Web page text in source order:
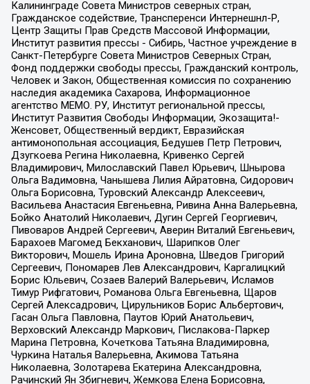
Калининграде Совета Министров северных стран,
Гражданское содействие, Трансперенси Интернешнл-Р,
Центр Защиты Прав Средств Массовой Информации,
Институт развития прессы - Сибирь, Частное учреждение в
Санкт-Петербурге Совета Министров Северных Стран,
Фонд поддержки свободы прессы, Гражданский контроль,
Человек и Закон, Общественная комиссия по сохранению
наследия академика Сахарова, Информационное
агентство МЕМО. РУ, Институт региональной прессы,
Институт Развития Свободы Информации, Экозащита!-
Женсовет, Общественный вердикт, Евразийская
антимонопольная ассоциация, Бедушев Петр Петрович,
Дзугкоева Регина Николаевна, Кривенко Сергей
Владимирович, Милославский Павел Юрьевич, Шнырова
Ольга Вадимовна, Чанышева Лилия Айратовна, Сидорович
Ольга Борисовна, Туровский Александр Алексеевич,
Васильева Анастасия Евгеньевна, Ривина Анна Валерьевна,
Бойко Анатолий Николаевич, Дугин Сергей Георгиевич,
Пивоваров Андрей Сергеевич, Аверин Виталий Евгеньевич,
Барахоев Магомед Бекханович, Шарипков Олег
Викторович, Мошель Ирина Ароновна, Шведов Григорий
Сергеевич, Пономарев Лев Александрович, Каргалицкий
Борис Юльевич, Созаев Валерий Валерьевич, Исламов
Тимур Рифгатович, Романова Ольга Евгеньевна, Щаров
Сергей Алексадрович, Цирульников Борис Альбертович,
Гасан Ольга Павловна, Паутов Юрий Анатольевич,
Верховский Александр Маркович, Пислакова-Паркер
Марина Петровна, Кочеткова Татьяна Владимировна,
Чуркина Наталья Валерьевна, Акимова Татьяна
Николаевна, Золотарева Екатерина Александровна,
Рачинский Ян Збигневич, Жемкова Елена Борисовна,